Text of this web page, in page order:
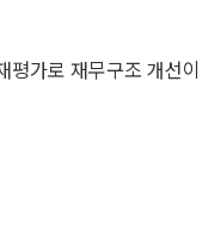
가로 재무구조 개선이